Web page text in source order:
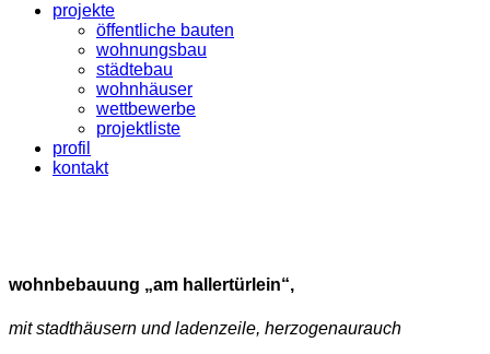
projekte
öffentliche bauten
wohnungsbau
städtebau
wohnhäuser
wettbewerbe
projektliste
profil
kontakt
wohnbebauung „am hallertürlein“,
mit stadthäusern und ladenzeile, herzogenaurauch